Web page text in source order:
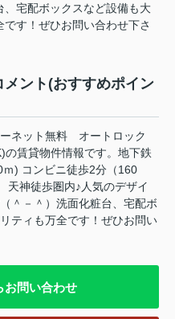
、宅配ボックスなど設備も大
す！ぜひお問い合わせ下さ
ント(おすすめポイン
ネット無料 オートロック
賃貸物件情報です。地下鉄
) コンビニ徒歩2分（160
神徒歩圏内♪人気のデザイ
＾－＾）洗面化粧台、宅配ボ
ティも万全です！ぜひお問い
お問い合わせ